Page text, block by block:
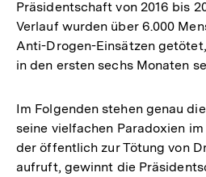
Präsidentschaft von 2016 bis
Verlauf wurden über 6.000
Anti-Drogen-Einsätzen
in den ersten sechs Monaten
Im Folgenden stehen genau
seine vielfachen Paradoxien
der öffentlich zur Tötung von
aufruft, gewinnt die